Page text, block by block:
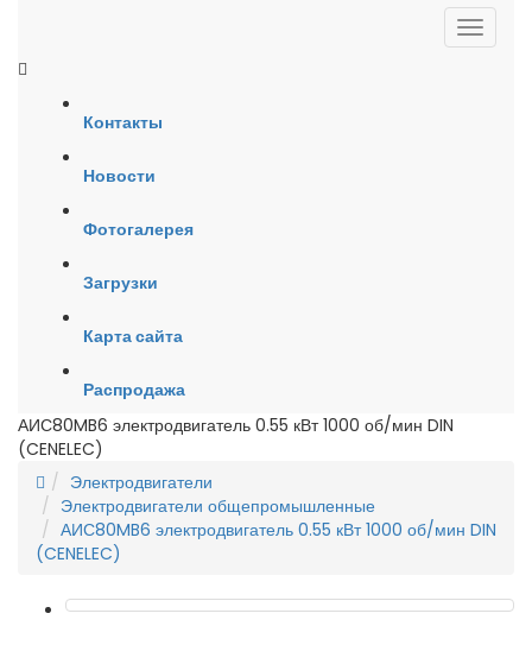
Контакты
Новости
Фотогалерея
Загрузки
Карта сайта
Распродажа
АИС80MB6 электродвигатель 0.55 кВт 1000 об/мин DIN
(CENELEC)
Электродвигатели
Электродвигатели общепромышленные
АИС80MB6 электродвигатель 0.55 кВт 1000 об/мин DIN
(CENELEC)